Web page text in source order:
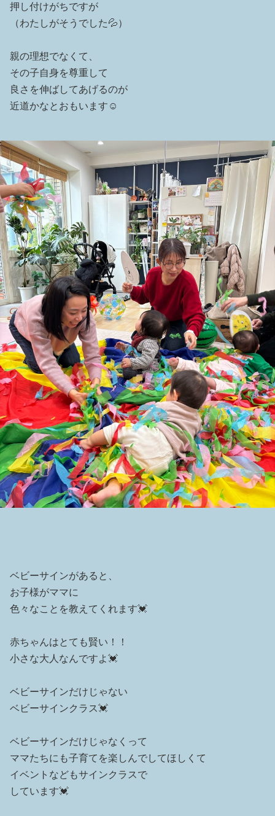
押し付けがちですが
（わたしがそうでした💦）
親の理想でなくて、
その子自身を尊重して
良さを伸ばしてあげるのが
近道かなとおもいます☺️
ベビーサインがあると、
お子様がママに
色々なことを教えてくれます💓
赤ちゃんはとても賢い！！
小さな大人なんですよ💓
ベビーサインだけじゃない
ベビーサインクラス💓
ベビーサインだけじゃなくって
ママたちにも子育てを楽しんでしてほしくて
イベントなどもサインクラスで
しています💓